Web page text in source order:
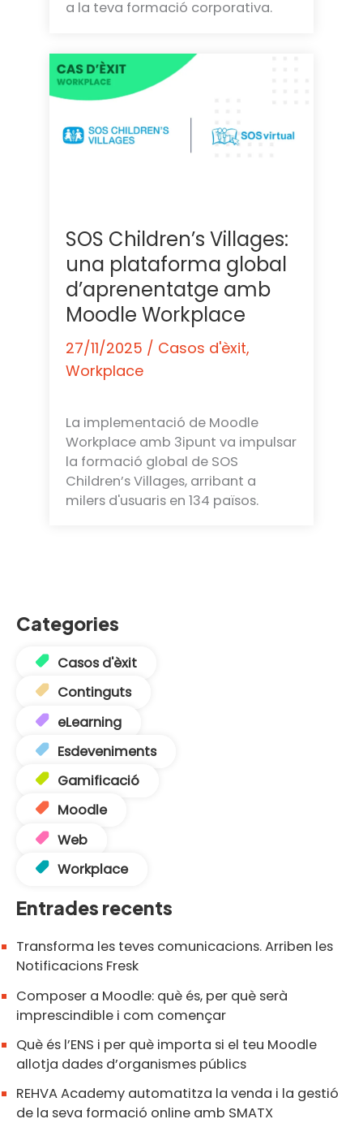
a la teva formació corporativa.
SOS Children’s Villages:
una plataforma global
d’aprenentatge amb
Moodle Workplace
27/11/2025 / Casos d'èxit,
Workplace
La implementació de Moodle
Workplace amb 3ipunt va impulsar
la formació global de SOS
Children’s Villages, arribant a
milers d'usuaris en 134 països.
Categories
Casos d'èxit
Continguts
eLearning
Esdeveniments
Gamificació
Moodle
Web
Workplace
Entrades recents
Transforma les teves comunicacions. Arriben les
Notificacions Fresk
Composer a Moodle: què és, per què serà
imprescindible i com començar
Què és l’ENS i per què importa si el teu Moodle
allotja dades d’organismes públics
REHVA Academy automatitza la venda i la gestió
de la seva formació online amb SMATX